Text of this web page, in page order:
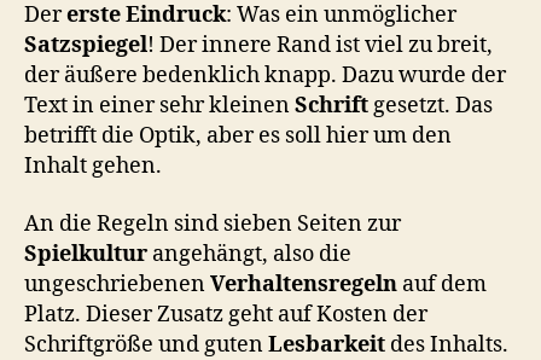
Dererste Eindruck: Was ein unmöglicher
Satzspiegel! Der innere Rand ist viel zu breit,
der äußere bedenklich knapp. Dazu wurde der
Text in einer sehr kleinenSchriftgesetzt. Das
betrifft die Optik, aber es soll hier um den
Inhalt gehen.
An die Regeln sind sieben Seiten zur
Spielkultur angehängt, also die
ungeschriebenenVerhaltensregeln auf dem
Platz. Dieser Zusatz geht auf Kosten der
Schriftgröße und gutenLesbarkeit des Inhalts.